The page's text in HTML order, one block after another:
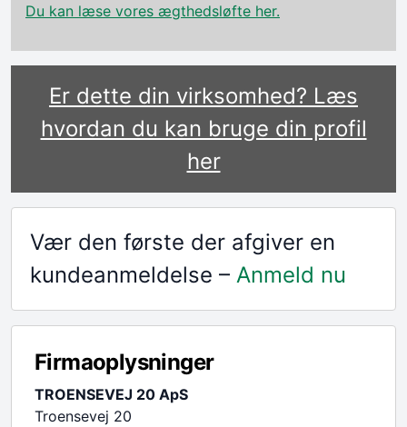
Du kan læse vores ægthedsløfte her.
Er dette din virksomhed? Læs
hvordan du kan bruge din profil
her
Vær den første der afgiver en
kundeanmeldelse – Anmeld nu
Firmaoplysninger
TROENSEVEJ 20 ApS
Troensevej 20